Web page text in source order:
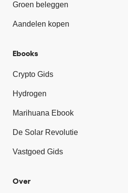
Groen beleggen
Aandelen kopen
Ebooks
Crypto Gids
Hydrogen
Marihuana Ebook
De Solar Revolutie
Vastgoed Gids
Over